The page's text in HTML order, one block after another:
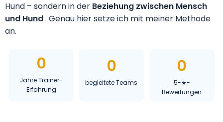
Hund – sondern in der Beziehung zwischen Mensch
und Hund. Genau hier setze ich mit meiner Methode
an.
0
Jahre Trainer-
Erfahrung
0
begleitete Teams
0
5-★-
Bewertungen